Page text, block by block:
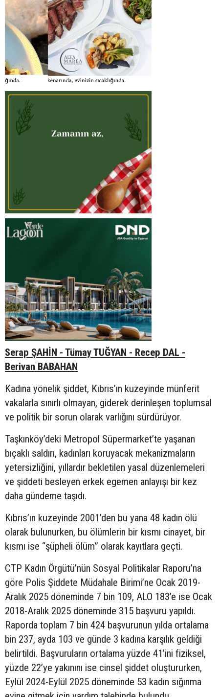
Serap ŞAHİN - Tümay TUĞYAN - Recep DAL -
Berivan BABAHAN
Kadına yönelik şiddet, Kıbrıs’ın kuzeyinde münferit
vakalarla sınırlı olmayan, giderek derinleşen toplumsal
ve politik bir sorun olarak varlığını sürdürüyor.
Taşkınköy’deki Metropol Süpermarket’te yaşanan
bıçaklı saldırı, kadınları koruyacak mekanizmaların
yetersizliğini, yıllardır bekletilen yasal düzenlemeleri
ve şiddeti besleyen erkek egemen anlayışı bir kez
daha gündeme taşıdı.
Kıbrıs’ın kuzeyinde 2001’den bu yana 48 kadın ölü
olarak bulunurken, bu ölümlerin bir kısmı cinayet, bir
kısmı ise “şüpheli ölüm” olarak kayıtlara geçti.
CTP Kadın Örgütü’nün Sosyal Politikalar Raporu’na
göre Polis Şiddete Müdahale Birimi’ne Ocak 2019-
Aralık 2025 döneminde 7 bin 109, ALO 183’e ise Ocak
2018-Aralık 2025 döneminde 315 başvuru yapıldı.
Raporda toplam 7 bin 424 başvurunun yılda ortalama
bin 237, ayda 103 ve günde 3 kadına karşılık geldiği
belirtildi. Başvuruların ortalama yüzde 41’ini fiziksel,
yüzde 22’ye yakınını ise cinsel şiddet oluştururken,
Eylül 2024-Eylül 2025 döneminde 53 kadın sığınma